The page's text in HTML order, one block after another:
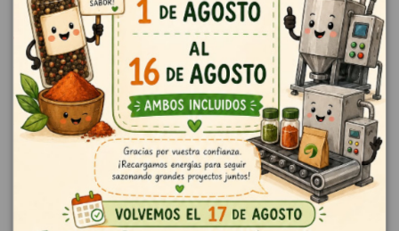
Descripción
Arándanos secos procedentes de arándanos frescos parcialmente
deshidratados de forma natural . Ideal para repostería, salsas, rellenos y
hamburguesas . Es uno de los alimentos con mayor contenido de
antioxidantes y aportan vitamina c, potasio y fibra. Ingredientes :
Arándanos, azúcar y aceite de girasol.
Detalles del producto
Reviews (0)